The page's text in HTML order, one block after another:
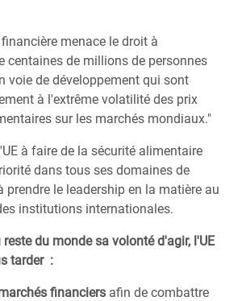
menace le droit à
centaines de millions de personnes
voie de développement qui sont
à l'extrême volatilité des prix
sur les marchés mondiaux."
à faire de la sécurité alimentaire
dans tous ses domaines de
prendre le leadership en la matière au
institutions internationales.
du monde sa volonté d'agir, l'UE
tarder :
financiers afin de combattre